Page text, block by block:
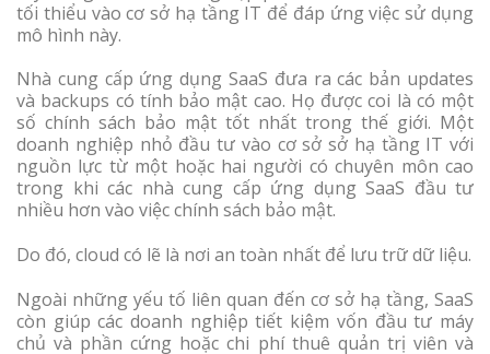
tối thiểu vào cơ sở hạ tầng IT để đáp ứng việc sử dụng
mô hình này.
Nhà cung cấp ứng dụng SaaS đưa ra các bản updates
và backups có tính bảo mật cao. Họ được coi là có một
số chính sách bảo mật tốt nhất trong thế giới. Một
doanh nghiệp nhỏ đầu tư vào cơ sở sở hạ tầng IT với
nguồn lực từ một hoặc hai người có chuyên môn cao
trong khi các nhà cung cấp ứng dụng SaaS đầu tư
nhiều hơn vào việc chính sách bảo mật.
Do đó, cloud có lẽ là nơi an toàn nhất để lưu trữ dữ liệu.
Ngoài những yếu tố liên quan đến cơ sở hạ tầng, SaaS
còn giúp các doanh nghiệp tiết kiệm vốn đầu tư máy
chủ và phần cứng hoặc chi phí thuê quản trị viên và